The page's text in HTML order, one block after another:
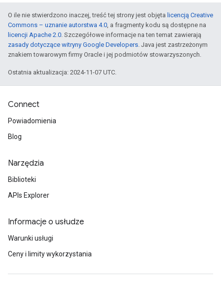
O ile nie stwierdzono inaczej, treść tej strony jest objęta licencją Creative
Commons – uznanie autorstwa 4.0, a fragmenty kodu są dostępne na
licencji Apache 2.0. Szczegółowe informacje na ten temat zawierają
zasady dotyczące witryny Google Developers. Java jest zastrzeżonym
znakiem towarowym firmy Oracle i jej podmiotów stowarzyszonych.
Ostatnia aktualizacja: 2024-11-07 UTC.
Connect
Powiadomienia
Blog
Narzędzia
Biblioteki
APIs Explorer
Informacje o usłudze
Warunki usługi
Ceny i limity wykorzystania